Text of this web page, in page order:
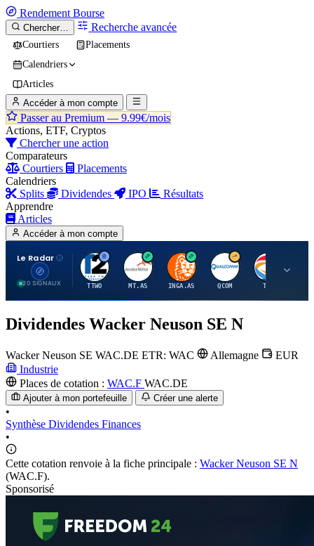
Rendement Bourse
Chercher… Recherche avancée
Courtiers
Placements
Calendriers
Articles
Accéder à mon compte
Passer au Premium — 9.99€/mois
Actions, ETF, Cryptos
Chercher une action
Comparateurs
Courtiers
Placements
Calendriers
Splits
Dividendes IPO
Résultats
Apprendre
Articles
Accéder à mon compte
Le Radar
20 SIGNAUX
T
TTWO
A
MT.AS
I
INGA.AS
Q
QCOM
T
TTE
Dividendes Wacker Neuson SE N
Wacker Neuson SE WAC.DE ETR: WAC Allemagne
EUR
Industrie
Places de cotation : WAC.F WAC.DE
Ajouter à mon portefeuille Créer une alerte
•
Synthèse Dividendes Finances
•
Cette cotation renvoie à la fiche principale : Wacker Neuson SE N
(WAC.F).
Sponsorisé